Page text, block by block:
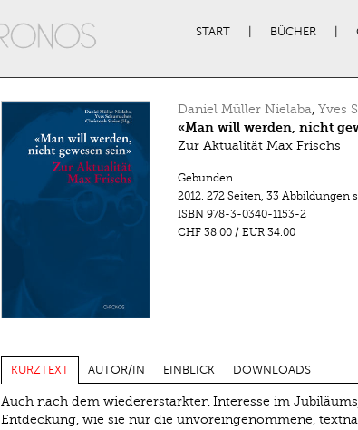
START BÜCHER
Daniel Müller Nielaba, Yves
«Man will werden, nicht
Zur Aktualität Max Frischs
Gebunden
2012. 272 Seiten, 33 Abbildungen
ISBN 978-3-0340-1153-2
CHF 38.00/ EUR 34.00
KURZTEXT AUTOR/IN EINBLICK DOWNLOADS
Auch nach dem wiedererstarkten Interesse im
Entdeckung, wie sie nur die unvoreingenommene,